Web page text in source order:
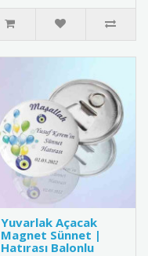
Yuvarlak Açacak
Magnet Sünnet |
Hatırası Balonlu